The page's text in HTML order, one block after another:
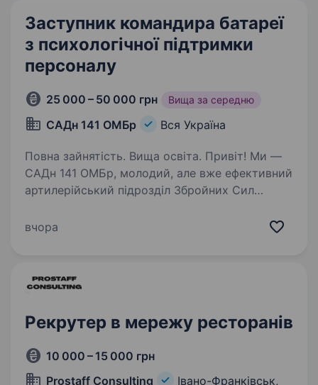
Заступник командира батареї
з психологічної підтримки
персоналу
25 000 – 50 000 грн Вища за середню
САДн 141 ОМБр Вся Україна
Повна зайнятість. Вища освіта. Привіт! Ми —
САДн 141 ОМБр, молодий, але вже ефективний
артилерійський підрозділ Збройних Сил
найсучаснішими методами, підтримуючи один
вчора
Рекрутер в мережу ресторанів
10 000 – 15 000 грн
Prostaff Consulting
Івано-Франківськ,